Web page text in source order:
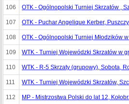
106 OTK - Ogólnopolski Turniej Skrzatów ,
107 OTK - Puchar Angelique Kerber,
108 OTK - Ogólnopolski Turniej Młodzików
109 WTK - Turniej Wojewódzki Skrzatów w
110 WTK - R-5 Skrzaty (grupowy), Sobota,
111 WTK - Turniej Wojewódzki Skrzatów,
112 MP - Mistrzostwa Polski do lat 12,